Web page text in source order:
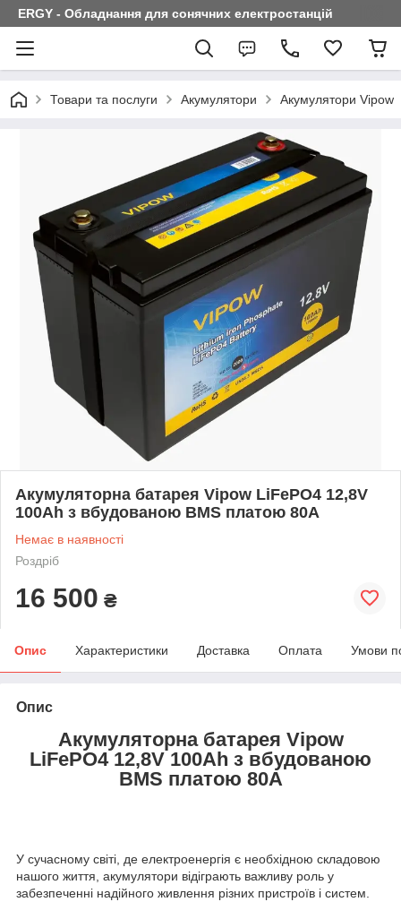
ERGY - Обладнання для сонячних електростанцій
Товари та послуги Акумулятори Акумулятори Vipow
Акумуляторна батарея Vipow LiFePO4 12,8V
100Ah з вбудованою ВМS платою 80A
Немає в наявності
Роздріб
16 500 ₴
Опис Характеристики Доставка Оплата Умови
Опис
Акумуляторна батарея Vipow
LiFePO4 12,8V 100Ah з вбудованою
ВМS платою 80A
У сучасному світі, де електроенергія є необхідною складовою
нашого життя, акумулятори відіграють важливу роль у
забезпеченні надійного живлення різних пристроїв і систем.